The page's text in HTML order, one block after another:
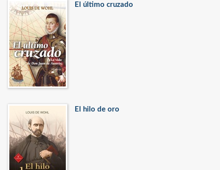
El último cruzado
El hilo de oro